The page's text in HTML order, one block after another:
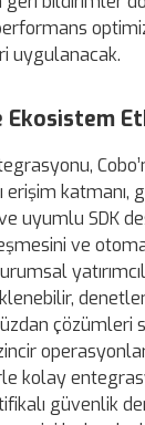
uygulanacak.
Ekosistem
erişim
uyumlu SDK
ve
çözümleri
kolay
güvenlik